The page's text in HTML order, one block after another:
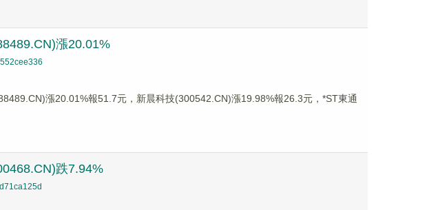
漲20.01%
漲20.01%報51.7元，新晨科技(300542.CN)漲19.98%報26.3元，*ST東通
跌7.94%